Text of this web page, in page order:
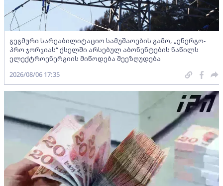
გეგმური სარეაბილიტაციო სამუშაოების გამო, „ენერგო-
პრო ჯორჯიას“ ქსელში არსებულ აბონენტების ნაწილს
ელექტროენერგიის მიწოდება შეეზღუდება
2026/08/06 17:35